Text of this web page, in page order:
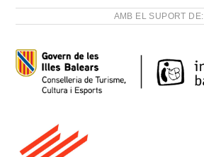
AMB EL SUPORT DE: